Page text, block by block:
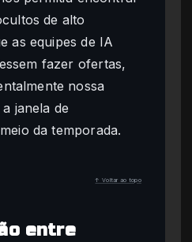
de alto
as equipes de IA
fazer ofertas,
nossa
janela de
da temporada.
↑ Voltar ao topo
entre